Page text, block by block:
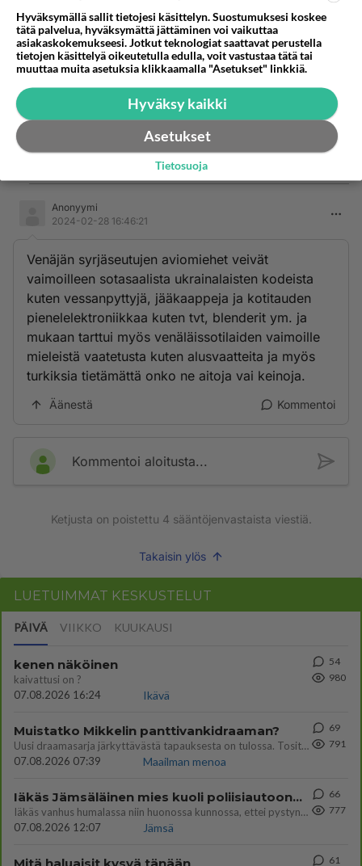
Äänestä Kommentoi
Anonyymi
2024-02-28 17:24:43
Tuosta tuli mieleen, että olisiko maailma
turvallisempi paikka elää ilman yhtä digtaattoria,
vai ilman 1000 000 venäläistä.
Anonyymi
2024-02-28 16:46:21
Venäjän syrjäseutujen aviomiehet veivät
vaimoilleen sotasaalista ukrainalaisten kodeista
kuten vessanpyttyjä, jääkaappeja ja kotitauden
pienelelektroniikkaa kuten tvt, blenderit ym. ja
mukaan tarttui myös venäläissotilaiden vaimoille
mieleistä vaatetusta kuten alusvaatteita ja myös
turkiksia tietämättä onko ne aitoja vai keinoja.
Äänestä Kommentoi
Kommentoi aloitusta...
Ketjusta on poistettu 4 sääntöjenvastaista viestiä.
Takaisin ylös
LUETUIMMAT KESKUSTELUT
PÄIVÄ VIIKKO KUUKAUSI
kenen näköinen
kaivattusi on ?
07.08.2026 16:24
Ikävä
54
980
Muistatko Mikkelin panttivankidraaman?
Uusi draamasarja järkyttävästä tapauksesta on tulossa. Tositapahtumiin perustuva sarja ammentaa vuoden 1986 Mikkelin pan
07.08.2026 07:39
Maailman menoa
69
791
Iäkäs Jämsäläinen mies kuoli poliisiautoon matkalla Jyväskylän putkaan
Iäkäs vanhus humalassa niin huonossa kunnossa, ettei pystynyt huolehtimaan itsestään niin ainoa apu sillä hetkellä oli
07.08.2026 12:07
Jämsä
66
777
61
Hyväksymällä sallit tietojesi käsittelyn. Suostumuksesi koskee
tätä palvelua, hyväksymättä jättäminen voi vaikuttaa
asiakaskokemukseesi. Jotkut teknologiat saattavat perustella
tietojen käsittelyä oikeutetulla edulla, voit vastustaa tätä tai
muuttaa muita asetuksia klikkaamalla "Asetukset" linkkiä.
Hyväksy kaikki
Asetukset
Tietosuoja